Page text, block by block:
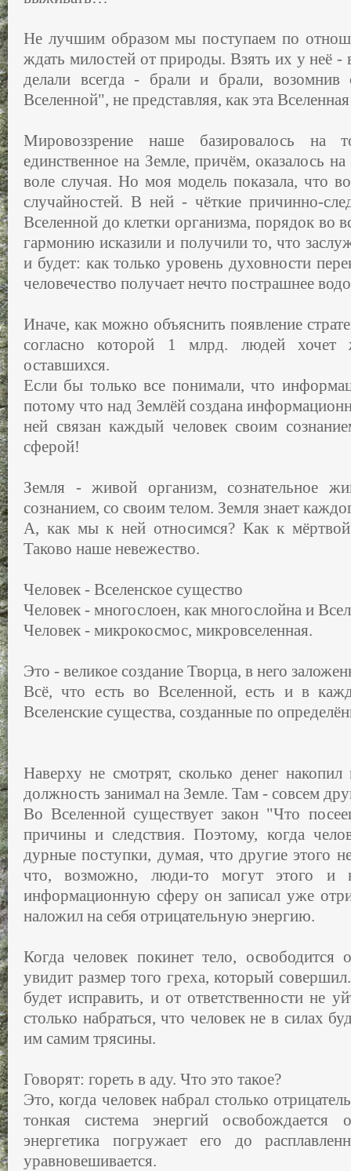
Не лучшим образом мы поступаем по
ждать милостей от природы. Взять их у неё
делали всегда - брали и брали,
Вселенной", не представляя, как эта
Мировоззрение наше базировалось на
единственное на Земле, причём, оказалось
воле случая. Но моя модель показала, что
случайностей. В ней - чёткие причинно-
Вселенной до клетки организма, порядок во
гармонию исказили и получили то, что
и будет: как только уровень духовности
человечество получает нечто пострашнее
Иначе, как можно объяснить появление
согласно которой 1 млрд. людей
оставшихся.
Если бы только все понимали, что
потому что над Землёй создана
ней связан каждый человек своим
сферой!
Земля - живой организм, сознательное
сознанием, со своим телом. Земля знает
А, как мы к ней относимся? Как к мёртвой
Таково наше невежество.
Человек - Вселенское существо
Человек - многослоен, как многослойна и
Человек - микрокосмос, микровселенная.
Это - великое создание Творца, в него
Всё, что есть во Вселенной, есть и в
Вселенские существа, созданные по
Наверху не смотрят, сколько денег
должность занимал на Земле. Там - совсем
Во Вселенной существует закон "Что
причины и следствия. Поэтому, когда
дурные поступки, думая, что другие этого
что, возможно, люди-то могут этого и
информационную сферу он записал уже
наложил на себя отрицательную энергию.
Когда человек покинет тело, освободится
увидит размер того греха, который
будет исправить, и от ответственности не
столько набраться, что человек не в силах
им самим трясины.
Говорят: гореть в аду. Что это такое?
Это, когда человек набрал столько
тонкая система энергий освобождается
энергетика погружает его до
уравновешивается.